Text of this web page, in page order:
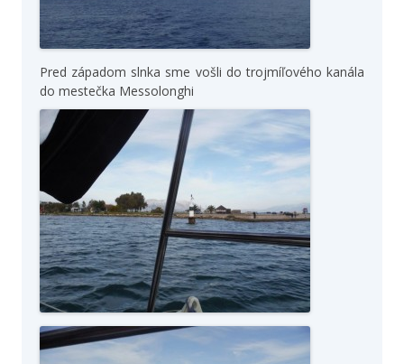
Pred západom slnka sme vošli do trojmíľového kanála
do mestečka Messolonghi